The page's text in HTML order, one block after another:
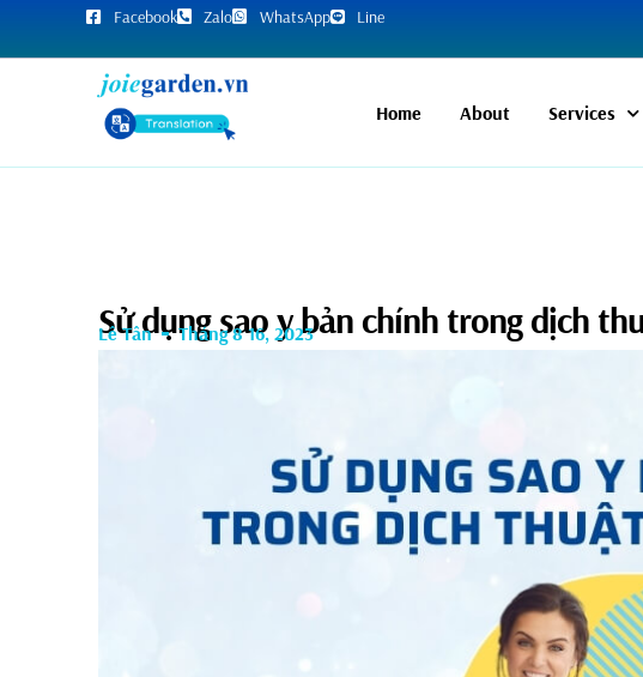
Facebook Zalo WhatsApp Line
Home About Services
Sử dụng sao y bản chính trong dịch
Lê Tân Tháng 8 16, 2023